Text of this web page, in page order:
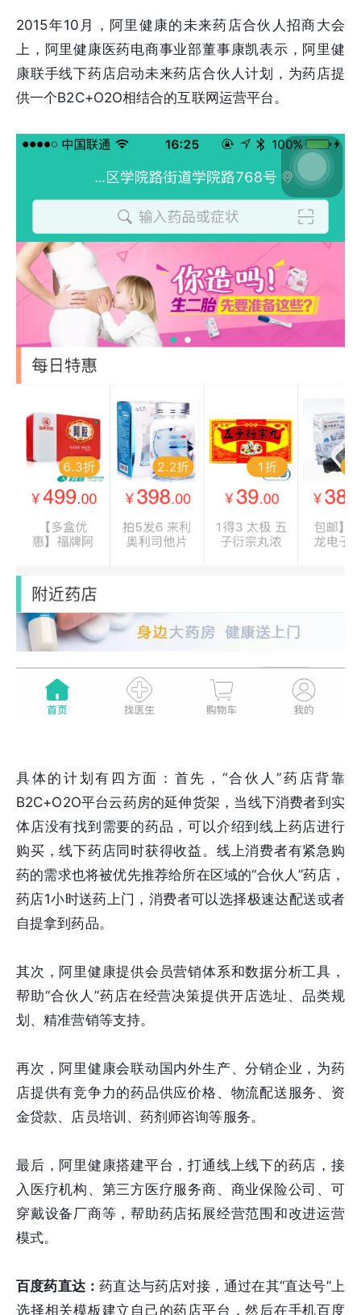
2015年10月，阿里健康的未来药店合伙人招商大会
上，阿里健康医药电商事业部董事康凯表示，阿里健
康联手线下药店启动未来药店合伙人计划，为药店提
供一个B2C+O2O相结合的互联网运营平台。
具体的计划有四方面：首先，“合伙人”药店背靠
B2C+O2O平台云药房的延伸货架，当线下消费者到实
体店没有找到需要的药品，可以介绍到线上药店进行
购买，线下药店同时获得收益。线上消费者有紧急购
药的需求也将被优先推荐给所在区域的“合伙人”药店，
药店1小时送药上门，消费者可以选择极速达配送或者
自提拿到药品。
其次，阿里健康提供会员营销体系和数据分析工具，
帮助“合伙人”药店在经营决策提供开店选址、品类规
划、精准营销等支持。
再次，阿里健康会联动国内外生产、分销企业，为药
店提供有竞争力的药品供应价格、物流配送服务、资
金贷款、店员培训、药剂师咨询等服务。
最后，阿里健康搭建平台，打通线上线下的药店，接
入医疗机构、第三方医疗服务商、商业保险公司、可
穿戴设备厂商等，帮助药店拓展经营范围和改进运营
模式。
百度药直达：药直达与药店对接，通过在其“直达号”上
选择相关模板建立自己的药店平台，然后在手机百度